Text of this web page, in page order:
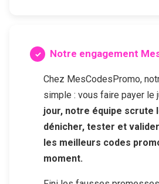
Notre engagement
Chez MesCodesPromo,
simple : vous faire payer le
jour, notre équipe scrute
dénicher, tester et
les meilleurs codes
moment.